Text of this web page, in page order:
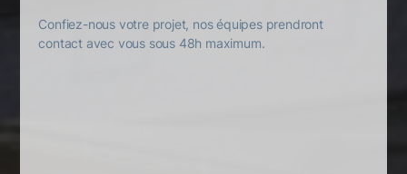
Confiez-nous votre projet, nos équipes prendront
contact avec vous sous 48h maximum.